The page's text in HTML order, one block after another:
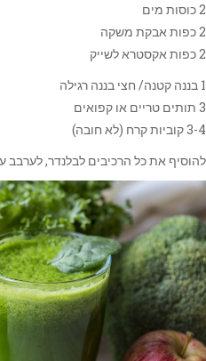
2 כוסות מים
2 כפות אבקת משקה
2 כפות אקסטרא לשייק
1 בננה קטנה/ חצי בננה רגילה
3 תותים טריים או קפואים
3-4 קוביות קרח (לא חובה)
להוסיף את כל הרכיבים לבלנדר, לערבב